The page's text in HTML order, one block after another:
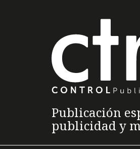
Publicación
publicidad y